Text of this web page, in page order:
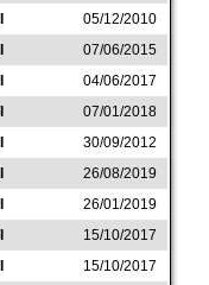
05/12/2010
07/06/2015
04/06/2017
07/01/2018
30/09/2012
26/08/2019
26/01/2019
15/10/2017
15/10/2017